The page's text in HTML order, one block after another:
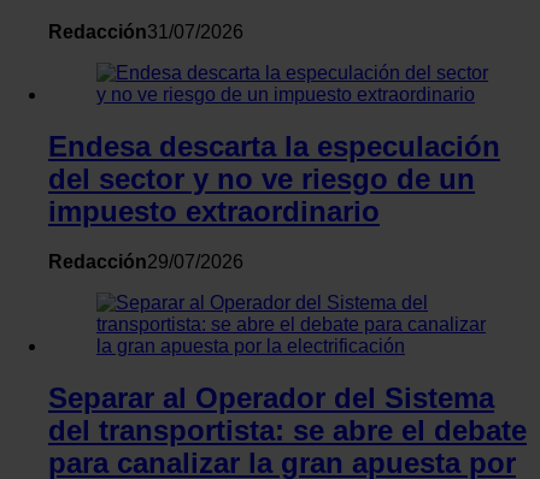
Redacción31/07/2026
Endesa descarta la especulación
del sector y no ve riesgo de un
impuesto extraordinario
Redacción29/07/2026
Separar al Operador del Sistema
del transportista: se abre el debate
para canalizar la gran apuesta por